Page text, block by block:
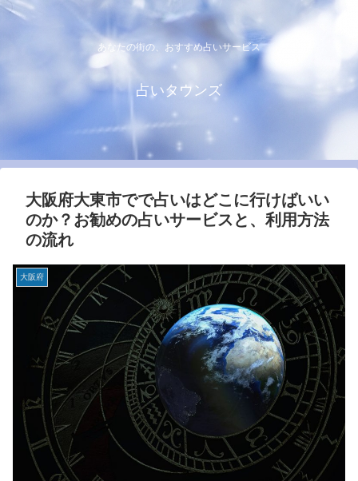
あなたの街の、おすすめ占いサービス
占いタウンズ
大阪府大東市でで占いはどこに行けばいい
のか？お勧めの占いサービスと、利用方法
の流れ
大阪府